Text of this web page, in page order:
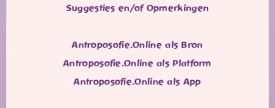
Suggesties en/of Opmerkingen
Antroposofie.Online als Bron
Antroposofie.Online als Platform
Antroposofie.Online als App